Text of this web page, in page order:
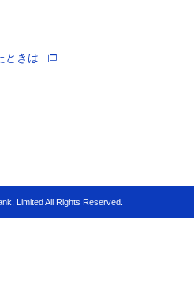
ときは
Limited All Rights Reserved.